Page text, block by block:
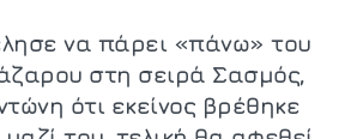
να πάρει «πάνω» του
στη σειρά Σασμός,
ότι εκείνος βρέθηκε